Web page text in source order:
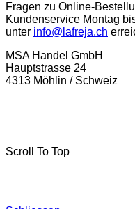
Fragen zu Online-
Kundenservice Montag
unter info@lafreja.ch
MSA Handel GmbH
Hauptstrasse 24
4313 Möhlin / Schweiz
Scroll To Top